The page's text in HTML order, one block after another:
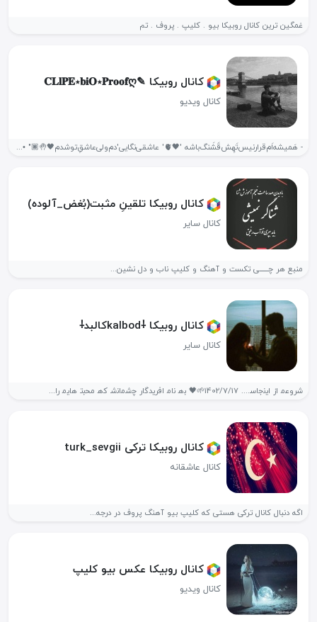
غمگین ترین کانال روبیکا بیو . کلیپ . پروف . تم
کانال روبیکا ✎𝐂𝐋𝐥𝐏𝐄⋆𝐛𝐢𝐎⋆𝐏𝐫𝐨𝐨𝐟ღ
کانال ویدیو
- هَمیشه‌اَم‌قرار‌نیس‌تَهِش‌قَشَنگ‌باشه '🖤🫀' عاشقی‌نگایی'دم‌ولی‌عاشق‌ِتو‌شدم🖤🤚🏿" • ـ لف دادن خزشده بزن بی صدا🔕...
کانال روبیکا تلقینِ مثبت(بُغض_آلوده)
کانال سایر
منبع هر چــــــی تکست و آهنگ و کلیپ ناب و دل نشین...
کانال روبیکا ⸸kaIbodکالبد⸸
کانال سایر
ش‍‌ر‍‌و‍‌ع‍‌م‍‌ ا‍‌ز‍‌ ا‍‌ی‍‌ن‍‌ج‍‌ا‍‌س‍‌.... 1402/7/17🌱🖤 ب‍‌ه‍‌ ن‍‌ام‍‌ اف‍‌ر‍‌ی‍‌دگ‍‌ار چ‍‌ش‍‌م‍‌ان‍‌ش‍‌ ک‍‌ه‍‌ م‍ح‍‌ب‍‌ت‍‌ ه‍‌ا‍‌ی‍‌م‍‌ ر‍‌ا‍‌...
کانال روبیکا ترکی turk_sevgii
کانال عاشقانه
اگه دنبال کانال ترکی هستی که کلیپ بیو آهنگ پروف در درجه...
کانال روبیکا عکس بیو کلیپ
کانال ویدیو